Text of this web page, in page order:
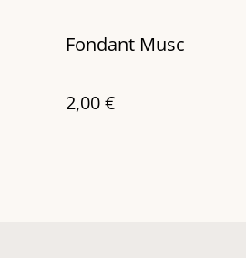
Fondant Musc
2,00 €